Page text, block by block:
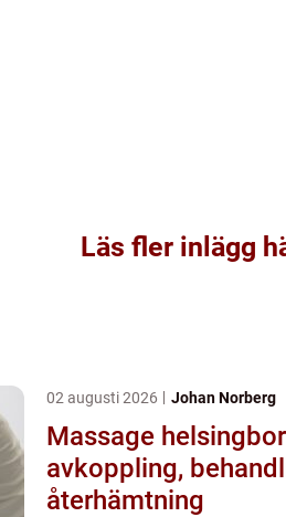
Läs fler inlägg
02 augusti 2026 Johan Norberg
Massage
avkoppling,
återhämtning